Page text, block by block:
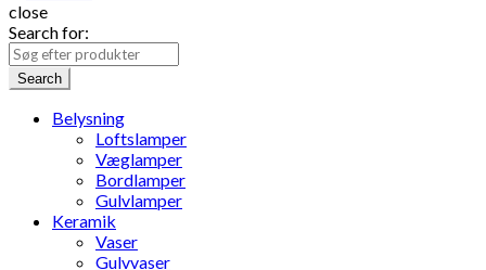
close
Search for:
Search
Belysning
Loftslamper
Væglamper
Bordlamper
Gulvlamper
Keramik
Vaser
Gulvvaser